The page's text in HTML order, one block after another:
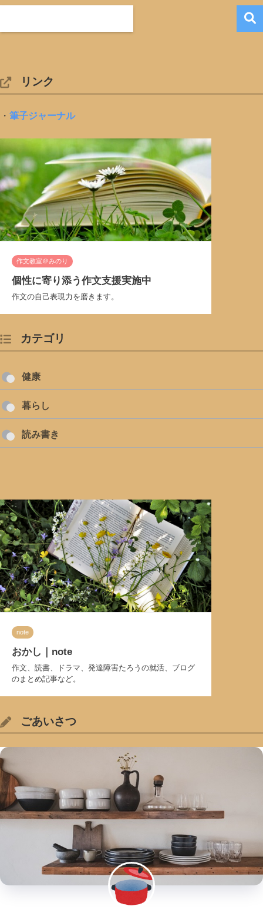
リンク
・ 筆子ジャーナル
作文教室＠みのり
個性に寄り添う作文支援実施中
作文の自己表現力を磨きます。
カテゴリ
健康
暮らし
読み書き
note
おかし｜note
作文、読書、ドラマ、発達障害たろうの就活、ブログ
のまとめ記事など。
ごあいさつ